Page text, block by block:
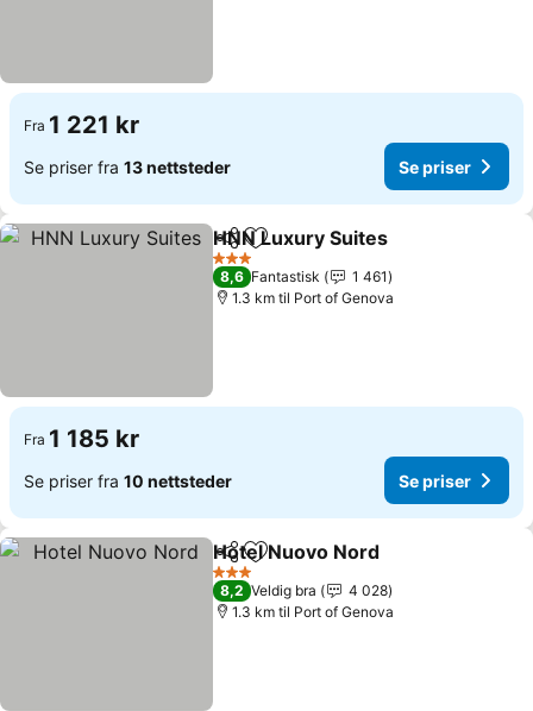
Fra 1 221 kr
Se priser fra 13 nettsteder Se priser
Del Legg til i favoritter
HNN Luxury Suites
3 Stjerner
8,6 Fantastisk
1 461
1.3 km til Port of Genova
Fra 1 185 kr
Se priser fra 10 nettsteder Se priser
Del Legg til i favoritter
Hotel Nuovo Nord
3 Stjerner
8,2 Veldig bra
4 028
1.3 km til Port of Genova